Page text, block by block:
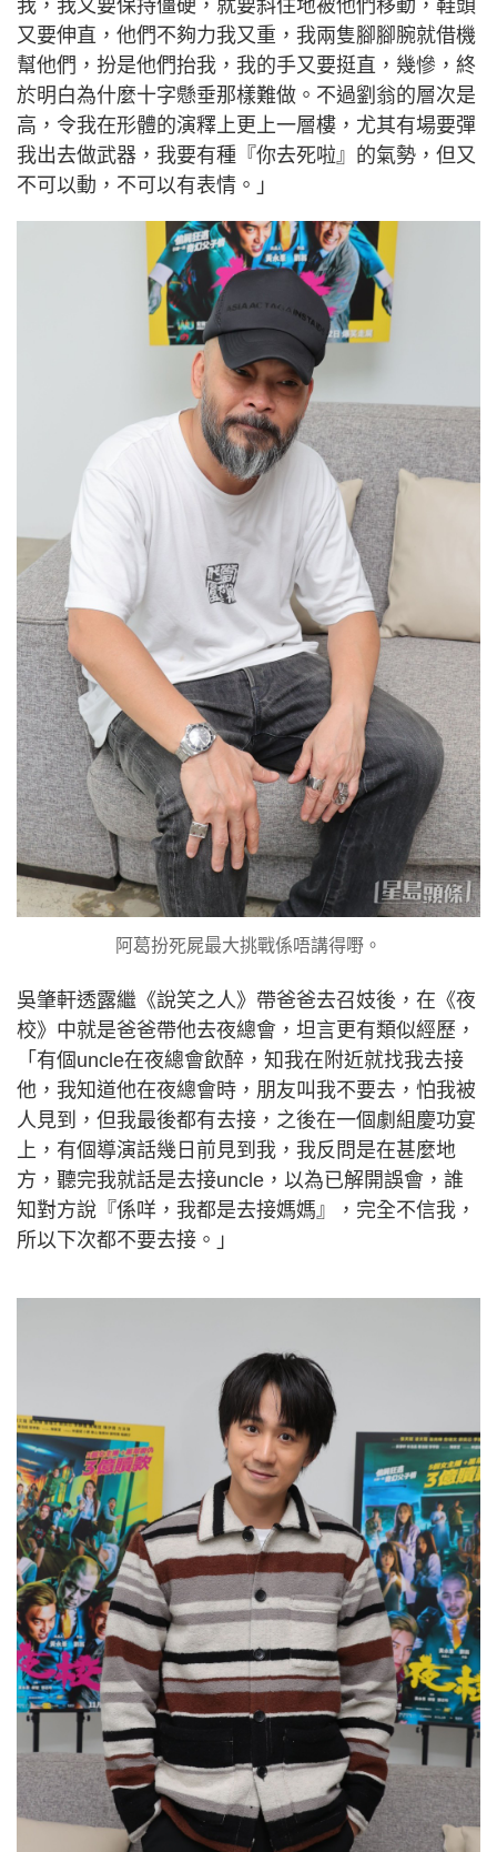
我，我又要保持僵硬，就要斜住地被他們移動，鞋頭
又要伸直，他們不夠力我又重，我兩隻腳腳腕就借機
幫他們，扮是他們抬我，我的手又要挺直，幾慘，終
於明白為什麼十字懸垂那樣難做。不過劉翁的層次是
高，令我在形體的演釋上更上一層樓，尤其有場要彈
我出去做武器，我要有種『你去死啦』的氣勢，但又
不可以動，不可以有表情。」
阿葛扮死屍最大挑戰係唔講得嘢。
吳肇軒透露繼《說笑之人》帶爸爸去召妓後，在《夜
校》中就是爸爸帶他去夜總會，坦言更有類似經歷，
「有個uncle在夜總會飲醉，知我在附近就找我去接
他，我知道他在夜總會時，朋友叫我不要去，怕我被
人見到，但我最後都有去接，之後在一個劇組慶功宴
上，有個導演話幾日前見到我，我反問是在甚麼地
方，聽完我就話是去接uncle，以為已解開誤會，誰
知對方說『係咩，我都是去接媽媽』，完全不信我，
所以下次都不要去接。」